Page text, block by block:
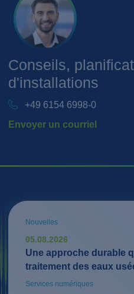
Conseils,
d'installations
+49 6154 6998-0
Envoyer un courriel
Nouvelles
05.08.2026
Une approche durable
traitement des eaux
Services numériques